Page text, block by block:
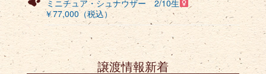
ミニチュア・シュナウザー 2/10生
￥77,000（税込）
譲渡情報新着